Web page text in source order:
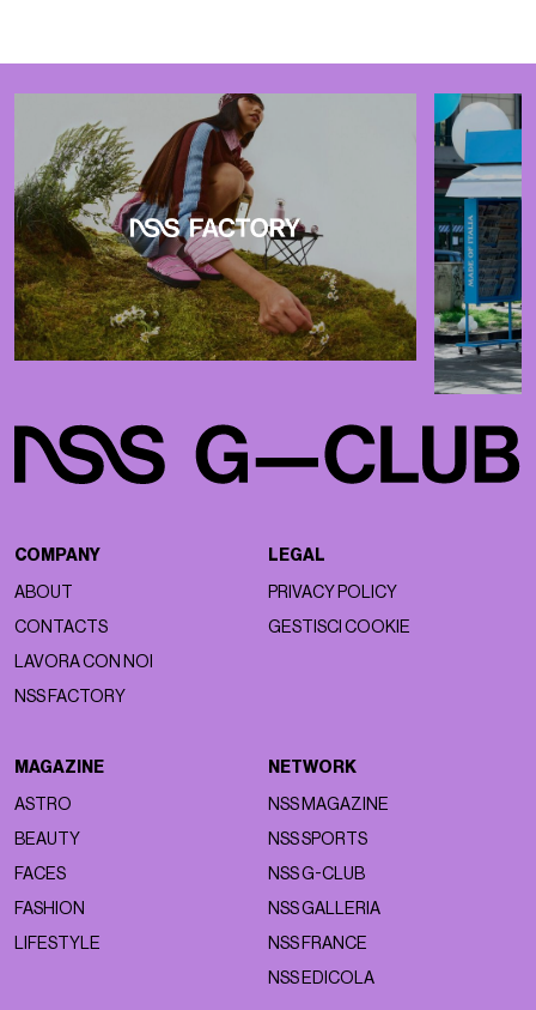
COMPANY
ABOUT
CONTACTS
LAVORA CON NOI
NSS FACTORY
LEGAL
PRIVACY POLICY
GESTISCI COOKIE
MAGAZINE
ASTRO
BEAUTY
FACES
FASHION
LIFESTYLE
NETWORK
NSS MAGAZINE
NSS SPORTS
NSS G-CLUB
NSS GALLERIA
NSS FRANCE
NSS EDICOLA